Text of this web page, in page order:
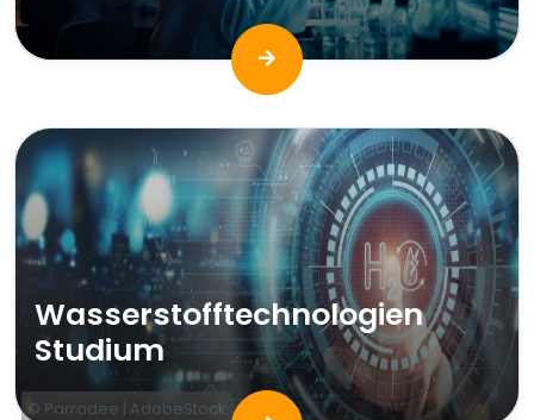
© Parradee | AdobeStock
Wasserstofftechnologien
Studium